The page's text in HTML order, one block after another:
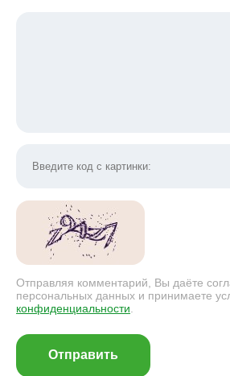
Отправляя комментарий, Вы даёте
персональных данных и принимаете
конфиденциальности
Отправить